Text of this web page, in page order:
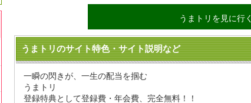
うまトリを見に行く
うまトリのサイト特色・サイト説明など
一瞬の閃きが、一生の配当を掴む
うまトリ
登録特典として登録費・年会費、完全無料！！